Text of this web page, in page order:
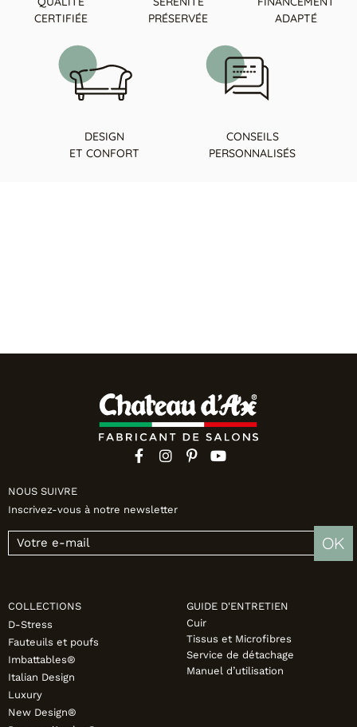
CERTIFIÉE
PRÉSERVÉE
ADAPTÉ
DESIGN
ET CONFORT
CONSEILS
PERSONNALISÉS
NOUS SUIVRE
Inscrivez-vous à notre newsletter
OK
COLLECTIONS
D-Stress
Fauteuils et poufs
Imbattables®
Italian Design
Luxury
New Design®
GUIDE D'ENTRETIEN
Cuir
Tissus et Microfibres
Service de détachage
Manuel d’utilisation